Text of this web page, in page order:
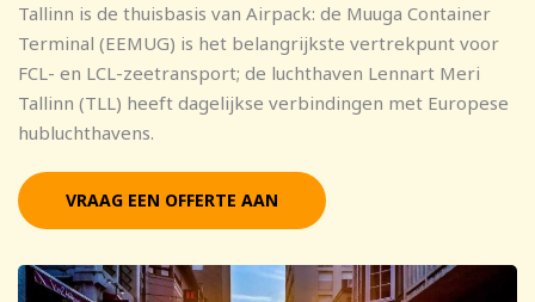
Tallinn is de thuisbasis van Airpack: de Muuga Container
Terminal (EEMUG) is het belangrijkste vertrekpunt voor
FCL- en LCL-zeetransport; de luchthaven Lennart Meri
Tallinn (TLL) heeft dagelijkse verbindingen met Europese
hubluchthavens.
VRAAG EEN OFFERTE AAN